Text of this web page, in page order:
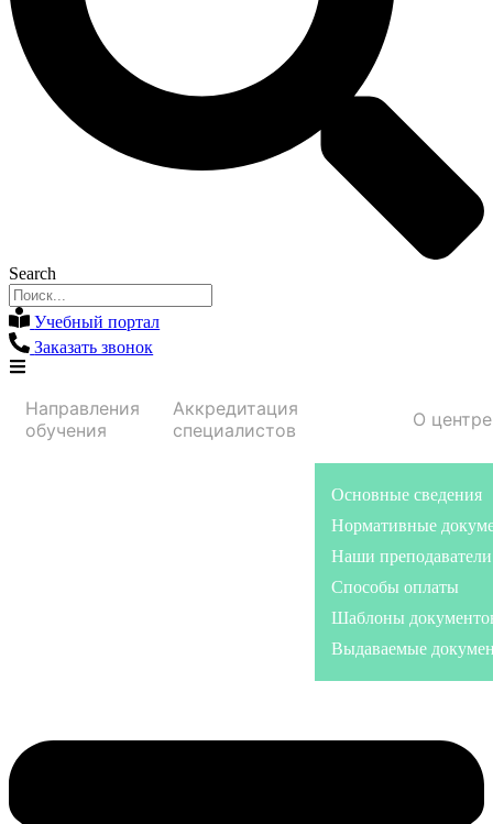
Search
Учебный портал
Заказать звонок
Направления
обучения
Аккредитация
специалистов
О центре
Основные сведения
Нормативные
Наши преподаватели
Способы оплаты
Шаблоны
Выдаваемые